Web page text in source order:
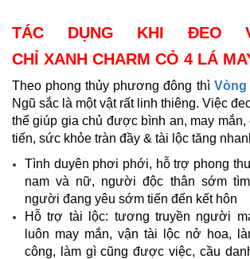
TÁC DỤNG KHI ĐEO
CHỈ XANH CHARM CỎ 4 LÁ
Theo phong thủy phương đông thì
Ngũ sắc là một vật rất linh thiêng. Việc
thể giúp gia chủ được bình an, may mắn,
tiến, sức khỏe tràn đầy & tài lộc tăng
Tình duyên phơi phới, hỗ trợ phong
nam và nữ, người độc thân sớm
người đang yêu sớm tiến đến kết hôn
Hỗ trợ tài lộc: tương truyền người
luôn may mắn, vận tài lộc nở hoa,
công, làm gì cũng được việc, cầu